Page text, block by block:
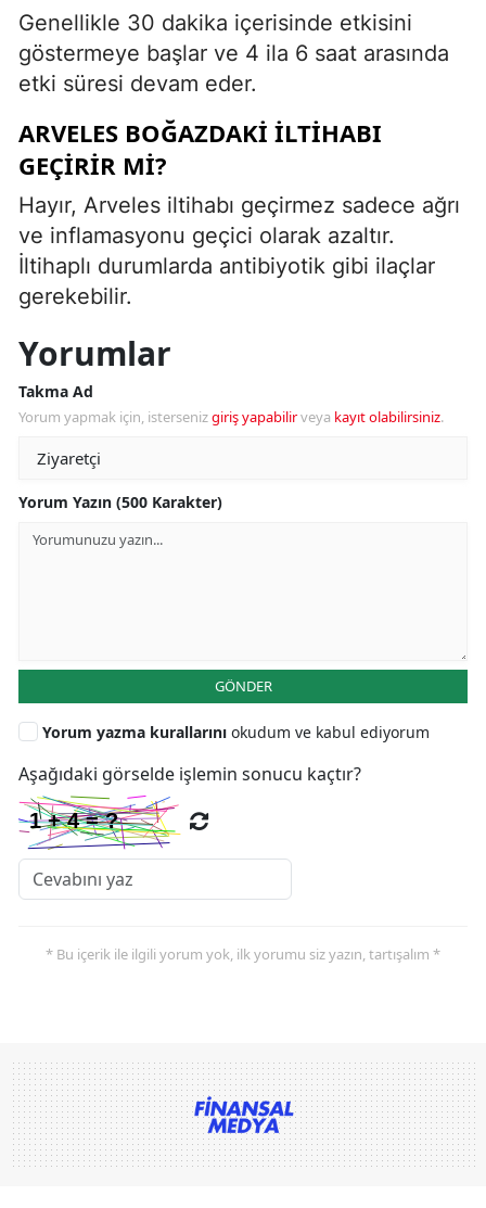
Genellikle 30 dakika içerisinde etkisini
göstermeye başlar ve 4 ila 6 saat arasında
etki süresi devam eder.
ARVELES BOĞAZDAKI ILTIHABI
GEÇIRIR MI?
Hayır, Arveles iltihabı geçirmez sadece ağrı
ve inflamasyonu geçici olarak azaltır.
İltihaplı durumlarda antibiyotik gibi ilaçlar
gerekebilir.
Yorumlar
Takma Ad
Yorum yapmak için, istersenizgiriş yapabilirveya kayıt olabilirsiniz.
Yorum Yazın (500 Karakter)
GÖNDER
Yorum yazma kurallarını okudum ve kabul ediyorum
Aşağıdaki görselde işlemin sonucu kaçtır?
* Bu içerik ile ilgili yorum yok, ilk yorumu siz yazın, tartışalım *